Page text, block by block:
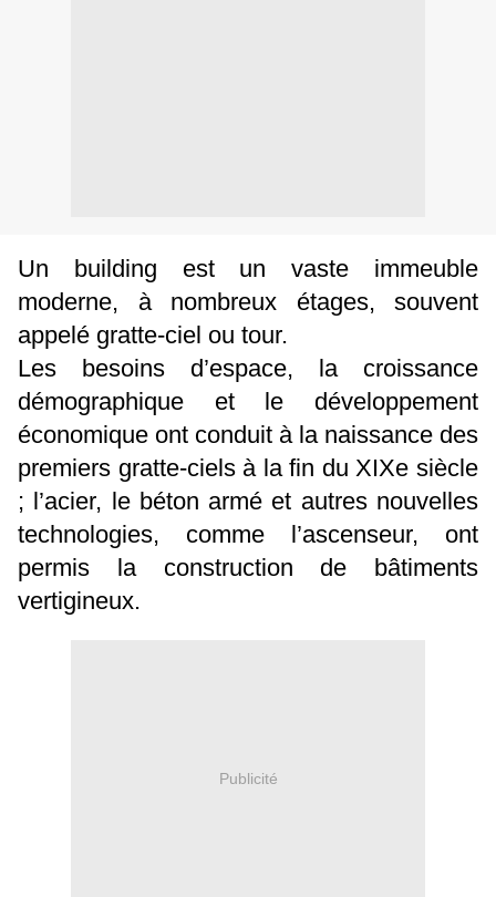
Un building est un vaste immeuble
moderne, à nombreux étages, souvent
appelé gratte-ciel ou tour.
Les besoins d’espace, la croissance
démographique et le développement
économique ont conduit à la naissance des
premiers gratte-ciels à la fin du XIXe siècle
; l’acier, le béton armé et autres nouvelles
technologies, comme l’ascenseur, ont
permis la construction de bâtiments
vertigineux.
Publicité